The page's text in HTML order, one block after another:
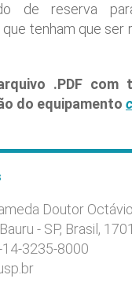
de reserva
tenham que ser
.PDF com
do equipamento
Doutor
- SP, Brasil,
14-3235-8000